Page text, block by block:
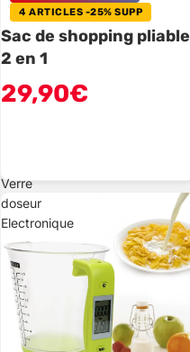
4 ARTICLES -25% SUPP
Sac de shopping pliable
2 en 1
29,90€
Verre
doseur
Electronique